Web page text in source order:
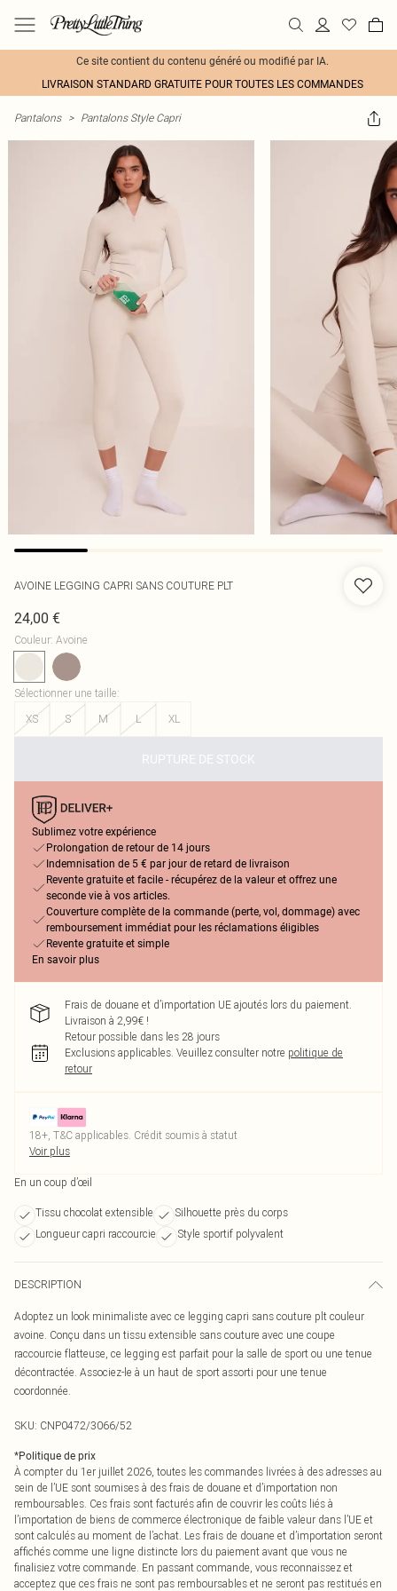
Ce site contient du contenu généré ou modifié par IA.
LIVRAISON STANDARD GRATUITE POUR TOUTES LES COMMANDES
Pantalons > Pantalons Style Capri
AVOINE LEGGING CAPRI SANS COUTURE PLT
24,00 €
Couleur: Avoine
Sélectionner une taille:
XS
S M L XL
RUPTURE DE STOCK
Sublimez votre expérience
Prolongation de retour de 14 jours
Indemnisation de 5 € par jour de retard de livraison
Revente gratuite et facile - récupérez de la valeur et offrez une
seconde vie à vos articles.
Couverture complète de la commande (perte, vol, dommage) avec
remboursement immédiat pour les réclamations éligibles
Revente gratuite et simple
En savoir plus
Frais de douane et d’importation UE ajoutés lors du paiement.
Livraison à 2,99€ !
Retour possible dans les 28 jours
Exclusions applicables. Veuillez consulter notre politique de
retour
18+, T&C applicables. Crédit soumis à statut
Voir plus
En un coup d’œil
Tissu chocolat extensible
Silhouette près du corps
Longueur capri raccourcie
Style sportif polyvalent
DESCRIPTION
Adoptez un look minimaliste avec ce legging capri sans couture plt couleur
avoine. Conçu dans un tissu extensible sans couture avec une coupe
raccourcie flatteuse, ce legging est parfait pour la salle de sport ou une tenue
décontractée. Associez-le à un haut de sport assorti pour une tenue
coordonnée.
SKU: CNP0472/3066/52
*Politique de prix
À compter du 1er juillet 2026, toutes les commandes livrées à des adresses au
sein de l’UE sont soumises à des frais de douane et d’importation non
remboursables. Ces frais sont facturés afin de couvrir les coûts liés à
l’importation de biens de commerce électronique de faible valeur dans l’UE et
sont calculés au moment de l’achat. Les frais de douane et d’importation seront
affichés comme une ligne distincte lors du paiement avant que vous ne
finalisiez votre commande. En passant commande, vous reconnaissez et
acceptez que ces frais ne sont pas remboursables et ne seront pas restitués en